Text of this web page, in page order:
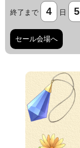
終了まで 4 日 5
セール会場へ